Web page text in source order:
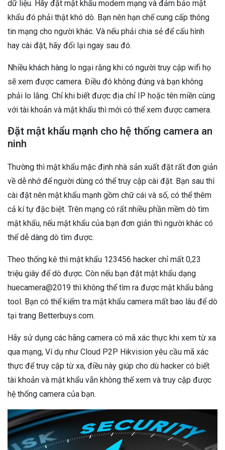
dữ liệu. Hãy đặt mật khẩu modem mạng và đảm bảo mật
khẩu đó phải thật khó dò. Bạn nên hạn chế cung cấp thông
tin mạng cho người khác. Và nếu phải chia sẻ để cấu hình
hay cài đặt, hãy đổi lại ngay sau đó.
Nhiều khách hàng lo ngại rằng khi có người truy cập wifi họ
sẽ xem được camera. Điều đó không đúng và bạn không
phải lo lắng. Chỉ khi biết được địa chỉ IP hoặc tên miền cùng
với tài khoản và mật khẩu thì mới có thể xem được camera.
Đặt mật khẩu mạnh cho hệ thống camera an
ninh
Thường thì mật khẩu mặc định nhà sản xuất đặt rất đơn giản
về dễ nhớ để người dùng có thể truy cập cài đặt. Bạn sau thì
cài đặt nên mật khẩu mạnh gồm chữ cái và số, có thể thêm
cả kí tự đặc biệt. Trên mạng có rất nhiều phần mềm dò tìm
mật khẩu, nếu mật khẩu của bạn đơn giản thì người khác có
thể dễ dàng dò tìm được.
Theo thống kê thì mật khẩu 123456 hacker chỉ mất 0,23
triệu giây để dò được. Còn nếu bạn đặt mật khẩu dạng
huecamera@2019 thì không thể tìm ra được mật khẩu bằng
tool. Bạn có thể kiểm tra mật khẩu camera mất bao lâu để dò
tại trang Betterbuys.com.
Hãy sử dụng các hãng camera có mã xác thực khi xem từ xa
qua mạng, Ví dụ như Cloud P2P Hikvision yêu cầu mã xác
thực để truy cập từ xa, điều này giúp cho dù hacker có biết
tài khoản và mật khẩu vẫn không thể xem và truy cập được
hệ thống camera của bạn.